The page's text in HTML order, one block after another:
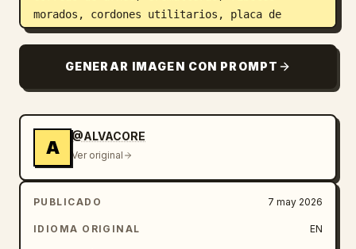
morados, cordones utilitarios, placa de
identificación, mangas negras sin dedos,
triángulos","pose":"gran retrato de cuerpo
completo de tres cuartos a la izquierda, una
pantalla de datos holográfica translúcida,
postura relajada y
segura","companion":"pequeño robot mascota
parecido a un gato negro en el centro
inferior con ojos morados y un dispositivo
circular en la oreja"},"layout":
GENERAR IMAGEN CON PROMPT
A
@ALVACORE
Ver original
PUBLICADO 7 may 2026
IDIOMA ORIGINAL EN